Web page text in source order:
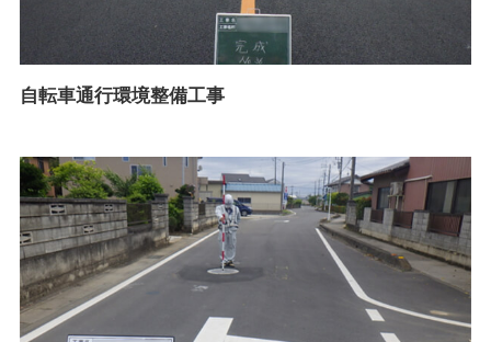
自転車通行環境整備工事